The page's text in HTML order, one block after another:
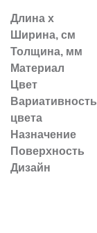
Длина х
Ширина, см
Толщина, мм
Материал
Цвет
Вариативность
цвета
Назначение
Поверхность
Дизайн